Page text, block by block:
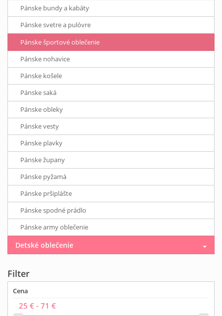
Pánske bundy a kabáty
Pánske svetre a pulóvre
Pánske športové oblečenie
Pánske nohavice
Pánske košele
Pánske saká
Pánske obleky
Pánske vesty
Pánske plavky
Pánske župany
Pánske pyžamá
Pánske pršiplášte
Pánske spodné prádlo
Pánske army oblečenie
Detské oblečenie
Filter
Cena